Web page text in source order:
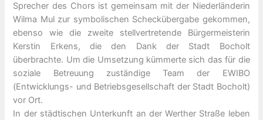
Sprecher des Chors ist gemeinsam mit der Niederländerin
Wilma Mul zur symbolischen Scheckübergabe gekommen,
ebenso wie die zweite stellvertretende Bürgermeisterin
Kerstin Erkens, die den Dank der Stadt Bocholt
überbrachte. Um die Umsetzung kümmerte sich das für die
soziale Betreuung zuständige Team der EWIBO
(Entwicklungs- und Betriebsgesellschaft der Stadt Bocholt)
vor Ort.
In der städtischen Unterkunft an der Werther Straße leben